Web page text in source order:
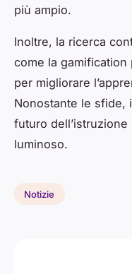
più ampio.
Inoltre, la ricerca
come la
per migliorare
Nonostante le sfide,
futuro dell’istruzione
luminoso.
Notizie